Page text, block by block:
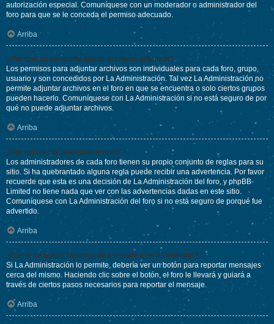
autorización especial. Comuníquese con un moderador o administrador del
foro para que se le conceda el permiso adecuado.
Arriba
¿Por qué no se puede añadir archivos adjuntos?
Los permisos para adjuntar archivos son individuales para cada foro, grupo,
usuario y son concedidos por La Administración. Tal vez La Administración no
permite adjuntar archivos en el foro en que se encuentra o solo ciertos grupos
pueden hacerlo. Comuníquese con La Administración si no está seguro de por
qué no puede adjuntar archivos.
Arriba
¿Por qué recibí una advertencia?
Los administradores de cada foro tienen su propio conjunto de reglas para su
sitio. Si ha quebrantado alguna regla puede recibir una advertencia. Por favor
recuerde que esta es una decisión de La Administración del foro, y phpBB
Limited no tiene nada que ver con las advertencias dadas en este sitio.
Comuníquese con La Administración del foro si no está seguro de porqué fue
advertido.
Arriba
¿Cómo se puede reportar un mensaje a un moderador?
Si La Administración lo permite, debería ver un botón para reportar mensajes
cerca del mismo. Haciendo clic sobre el botón, el foro le llevará y guiará a
través de ciertos pasos necesarios para reportar el mensaje.
Arriba